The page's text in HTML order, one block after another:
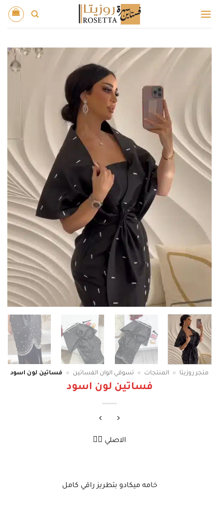
للمحتوى
متجر روزيتا » المنتجات » تسوقي الوان الفساتين » فساتين لون اسود
فساتين لون اسود
الاصلي ❤️‍🔥
خامه ميكادو بتطريز راقي كامل